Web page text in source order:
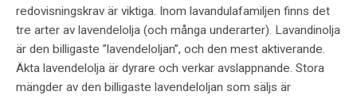
redovisningskrav är viktiga. Inom lavandulafamiljen finns det
tre arter av lavendelolja (och många underarter). Lavandinolja
är den billigaste ”lavendeloljan”, och den mest aktiverande.
Äkta lavendelolja är dyrare och verkar avslappnande. Stora
mängder av den billigaste lavendeloljan som säljs är